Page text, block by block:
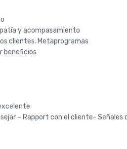
y acompasamiento
clientes. Metaprogramas
beneficios
– Rapport con el cliente- Señales